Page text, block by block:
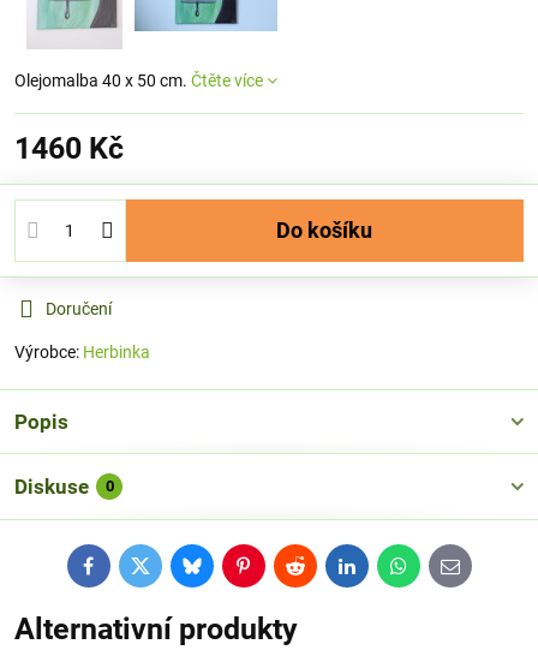
Olejomalba 40 x 50 cm. Čtěte více
1460 Kč
Do košíku
Doručení
Výrobce: Herbinka
Popis
Diskuse 0
FacebookTwitterBlueskyPinterestRedditLinkedInWhatsApp
E-
mail
Alternativní produkty